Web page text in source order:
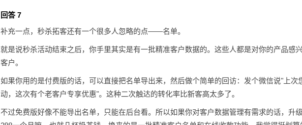
回答 7
补充一点，秒杀拓客还有一个很多人忽略的点——名单。
就是说秒杀活动结束之后，你手里其实是有一批精准客户数据的。这些人都是对你的产品感
客户。
如果你用的是付费版的话，可以直接把名单导出来，然后做个简单的回访：发个微信说"上次
动，这次有个老客户专享优惠"。这种二次触达的转化率比新客高太多了。
不过免费版好像不能导出名单，只能在后台看。所以如果你对客户数据管理有需求的话，升